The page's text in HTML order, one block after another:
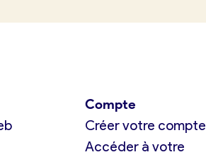
Compte
Créer votre compte
Accéder à votre